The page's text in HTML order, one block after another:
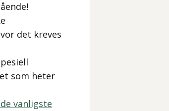
det kreves
som heter
vanligste